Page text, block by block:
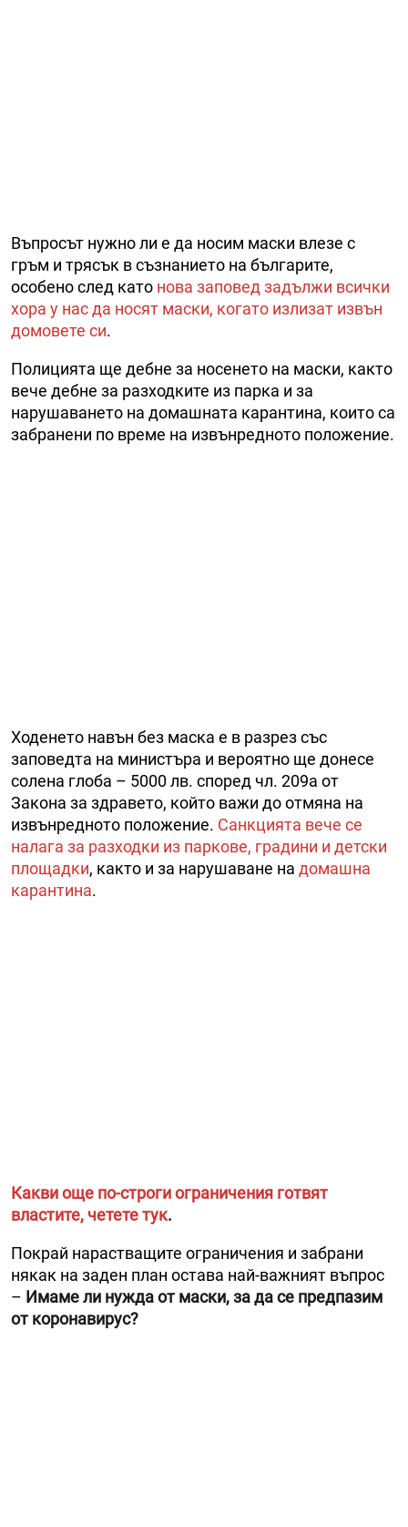
Въпросът нужно ли е да носим маски влезе с
гръм и трясък в съзнанието на българите,
особено след като нова заповед задължи всички
хора у нас да носят маски, когато излизат извън
домовете си.
Полицията ще дебне за носенето на маски, както
вече дебне за разходките из парка и за
нарушаването на домашната карантина, които са
забранени по време на извънредното положение.
Ходенето навън без маска е в разрез със
заповедта на министъра и вероятно ще донесе
солена глоба – 5000 лв. според чл. 209а от
Закона за здравето, който важи до отмяна на
извънредното положение. Санкцията вече се
налага за разходки из паркове, градини и детски
площадки, както и за нарушаване на домашна
карантина.
Какви още по-строги ограничения готвят
властите, четете тук.
Покрай нарастващите ограничения и забрани
някак на заден план остава най-важният въпрос
– Имаме ли нужда от маски, за да се предпазим
от коронавирус?